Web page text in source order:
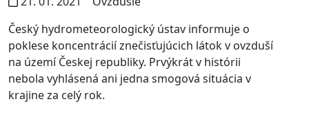
Český hydrometeorologický ústav informuje o
poklese koncentrácií znečisťujúcich látok v ovzduší
na území Českej republiky. Prvýkrát v histórii
nebola vyhlásená ani jedna smogová situácia v
krajine za celý rok.